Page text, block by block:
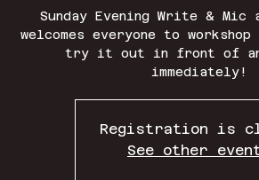
Sunday Evening Write & Mic
welcomes everyone to
try it out in front of an
immediately!
Registration is
See other